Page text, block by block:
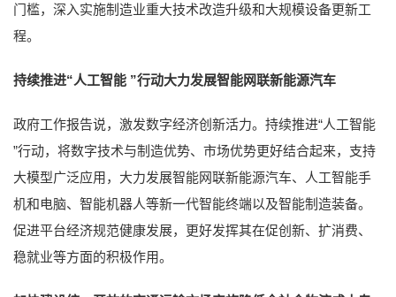
门槛，深入实施制造业重大技术改造升级和大规模设备更新工
程。
持续推进“人工智能 ”行动大力发展智能网联新能源汽车
政府工作报告说，激发数字经济创新活力。持续推进“人工智能
”行动，将数字技术与制造优势、市场优势更好结合起来，支持
大模型广泛应用，大力发展智能网联新能源汽车、人工智能手
机和电脑、智能机器人等新一代智能终端以及智能制造装备。
促进平台经济规范健康发展，更好发挥其在促创新、扩消费、
稳就业等方面的积极作用。